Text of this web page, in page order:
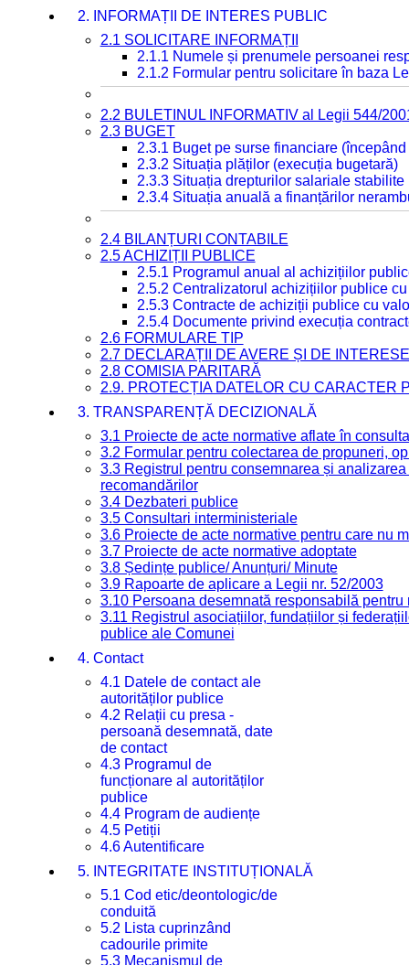
2. INFORMAȚII DE INTERES PUBLIC
2.1 SOLICITARE INFORMAȚII
2.1.1 Numele și prenumele persoanei
2.1.2 Formular pentru solicitare în baza
2.2 BULETINUL INFORMATIV al Legii 544/
2.3 BUGET
2.3.1 Buget pe surse financiare
2.3.2 Situația plăților (execuția bugetară)
2.3.3 Situația drepturilor salariale
2.3.4 Situația anuală a finanțărilor
2.4 BILANȚURI CONTABILE
2.5 ACHIZIȚII PUBLICE
2.5.1 Programul anual al achizițiilor
2.5.2 Centralizatorul achizițiilor publice
2.5.3 Contracte de achiziții publice cu
2.5.4 Documente privind execuția
2.6 FORMULARE TIP
2.7 DECLARAȚII DE AVERE ȘI DE INTERESE
2.8 COMISIA PARITARĂ
2.9. PROTECȚIA DATELOR CU CARACTER
3. TRANSPARENȚĂ DECIZIONALĂ
3.1 Proiecte de acte normative aflate în
3.2 Formular pentru colectarea de propuneri,
3.3 Registrul pentru consemnarea și
recomandărilor
3.4 Dezbateri publice
3.5 Consultari interministeriale
3.6 Proiecte de acte normative pentru care nu
3.7 Proiecte de acte normative adoptate
3.8 Ședințe publice/ Anunțuri/ Minute
3.9 Rapoarte de aplicare a Legii nr. 52/2003
3.10 Persoana desemnată responsabilă
3.11 Registrul asociațiilor, fundațiilor și
publice ale Comunei
4. Contact
4.1 Datele de contact ale
autorităților publice
4.2 Relații cu presa -
persoană desemnată, date
de contact
4.3 Programul de
funcționare al autorităților
publice
4.4 Program de audiențe
4.5 Petiții
4.6 Autentificare
5. INTEGRITATE INSTITUȚIONALĂ
5.1 Cod etic/deontologic/de
conduită
5.2 Lista cuprinzând
cadourile primite
5.3 Mecanismul de